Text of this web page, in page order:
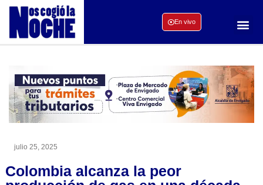
En vivo
julio 25, 2025
Colombia alcanza la peor